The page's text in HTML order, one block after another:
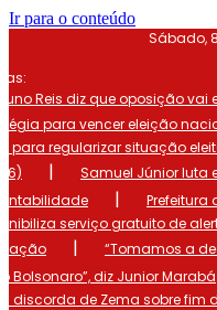
Ir para o conteúdo
Sábado,
Reis diz que oposição vai
para vencer eleição
para regularizar situação
|
Samuel Júnior luta
|
Prefeitura
serviço gratuito de
|
“Tomamos a
Bolsonaro”, diz Junior Marabá
discorda de Zema sobre fim